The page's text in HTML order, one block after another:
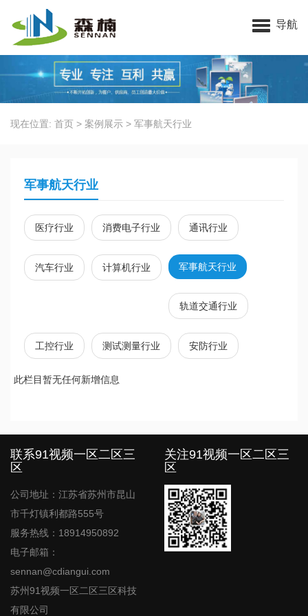
苏州91视频一区二区三区科技有限公司
导航
现在位置: 首页 > 案例展示 > 军事航天行业
军事航天行业
医疗行业 消费电子行业 通讯行业
汽车行业 计算机行业 军事航天行业
轨道交通行业
工控行业 测试测量行业 安防行业
此栏目暂无任何新增信息
导
联系91视频一区二区三
区
公司地址：江苏省苏州市昆山
市千灯镇利都路555号
服务热线：18914950892
电子邮箱：
sennan@cdiangui.com
苏州91视频一区二区三区科技
有限公司
关注91视频一区二区三
区